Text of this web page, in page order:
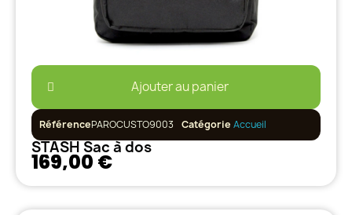
Ajouter au panier
RéférencePAROCUSTO9003 Catégorie Accueil
STASH Sac à dos
169,00 €